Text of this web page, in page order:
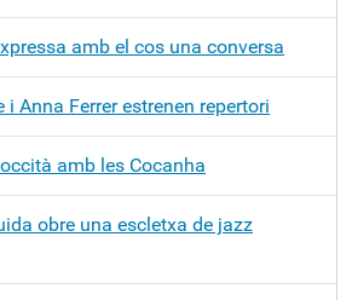
amb el cos una conversa
i Anna Ferrer estrenen repertori
amb les Cocanha
obre una escletxa de jazz